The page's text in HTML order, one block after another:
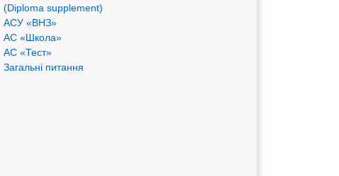
(Diploma supplement)
АСУ «ВНЗ»
АС «Школа»
АС «Тест»
Загальні питання